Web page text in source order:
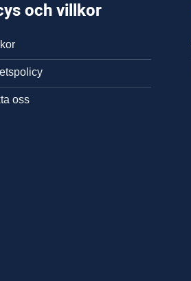
och villkor
oss